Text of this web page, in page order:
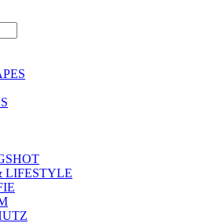
LIFESTYLE